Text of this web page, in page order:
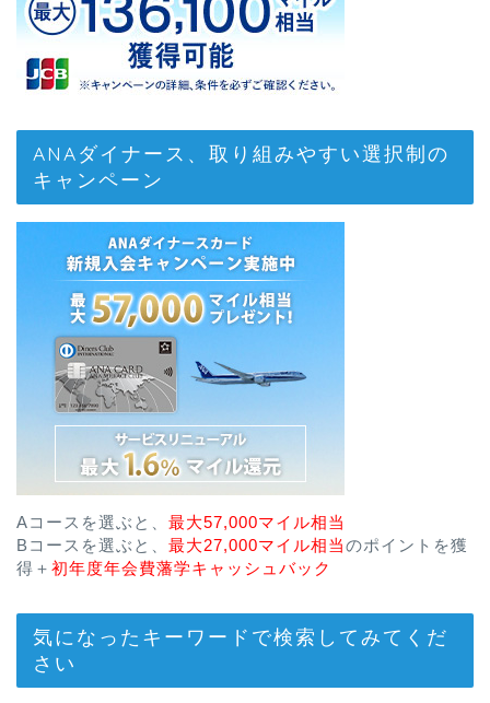
ANAダイナース、取り組みやすい選択制の
キャンペーン
Aコースを選ぶと、 最大57,000マイル相当
Bコースを選ぶと、 最大27,000マイル相当のポイントを獲
得＋ 初年度年会費藩学キャッシュバック
気になったキーワードで検索してみてくだ
さい